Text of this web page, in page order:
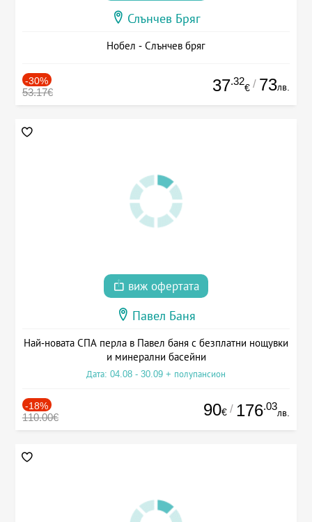
Слънчев Бряг
Нобел - Слънчев бряг
-30%
53.17€ 37.32
€ / 73лв.
виж офертата
Павел Баня
Най-новата СПА перла в Павел баня с безплатни нощувки
и минерални басейни
Дата: 04.08 - 30.09 + полупансион
-18%
110.00€ 90€ / 176.03
лв.